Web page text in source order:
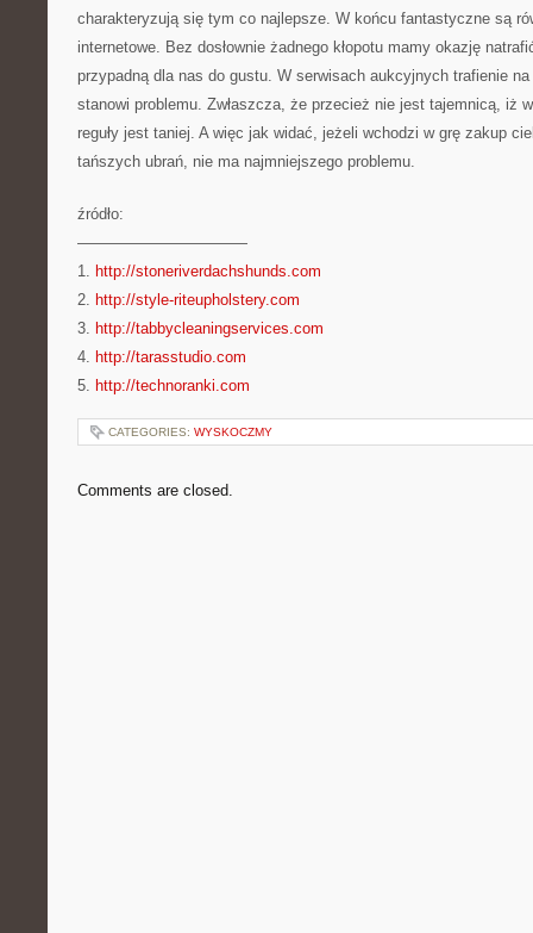
charakteryzują się tym co najlepsze. W końcu fantastyczne są
internetowe. Bez dosłownie żadnego kłopotu mamy okazję
przypadną dla nas do gustu. W serwisach aukcyjnych trafienie
stanowi problemu. Zwłaszcza, że przecież nie jest tajemnicą, iż
reguły jest taniej. A więc jak widać, jeżeli wchodzi w grę zakup
tańszych ubrań, nie ma najmniejszego problemu.
źródło:
———————————
1. http://stoneriverdachshunds.com
2. http://style-riteupholstery.com
3. http://tabbycleaningservices.com
4. http://tarasstudio.com
5. http://technoranki.com
CATEGORIES: WYSKOCZMY
Comments are closed.